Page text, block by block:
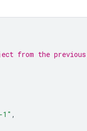
from the
,